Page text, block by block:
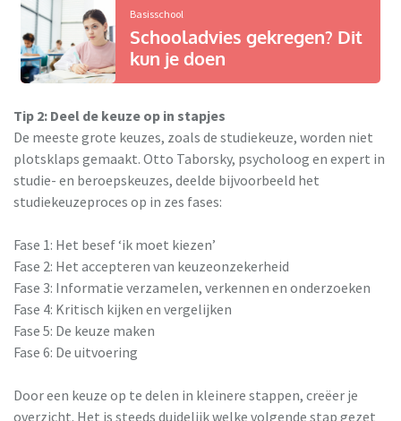
Basisschool
Schooladvies gekregen? Dit
kun je doen
Tip 2: Deel de keuze op in stapjes
De meeste grote keuzes, zoals de studiekeuze, worden niet
plotsklaps gemaakt. Otto Taborsky, psycholoog en expert in
studie- en beroepskeuzes, deelde bijvoorbeeld het
studiekeuzeproces op in zes fases:
Fase 1: Het besef ‘ik moet kiezen’
Fase 2: Het accepteren van keuzeonzekerheid
Fase 3: Informatie verzamelen, verkennen en onderzoeken
Fase 4: Kritisch kijken en vergelijken
Fase 5: De keuze maken
Fase 6: De uitvoering
Door een keuze op te delen in kleinere stappen, creëer je
overzicht. Het is steeds duidelijk welke volgende stap gezet